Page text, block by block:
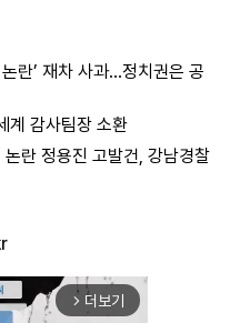
란’ 재차 사과…정치권은 공
계 감사팀장 소환
란 정용진 고발건, 강남경찰
arrow_forward_ios 더보기